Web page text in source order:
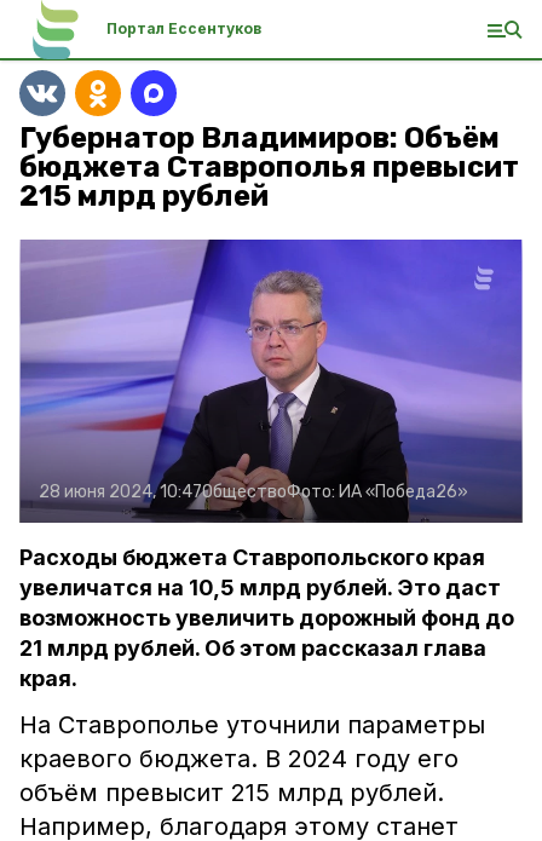
Портал Ессентуков
Губернатор Владимиров: Объём
бюджета Ставрополья превысит
215 млрд рублей
28 июня 2024, 10:47ОбществоФото: ИА «Победа26»
Расходы бюджета Ставропольского края
увеличатся на 10,5 млрд рублей. Это даст
возможность увеличить дорожный фонд до
21 млрд рублей. Об этом рассказал глава
края.
На Ставрополье уточнили параметры
краевого бюджета. В 2024 году его
объём превысит 215 млрд рублей.
Например, благодаря этому станет